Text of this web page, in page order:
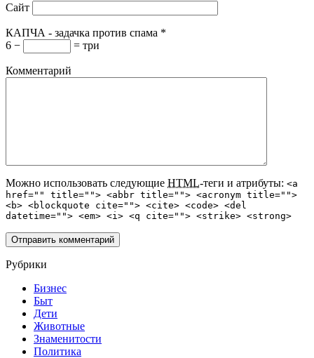
Сайт
КАПЧА - задачка против спама *
6 −
= три
Комментарий
Можно использовать следующие HTML-теги и атрибуты: <a
href="" title=""> <abbr title=""> <acronym title="">
<b> <blockquote cite=""> <cite> <code> <del
datetime=""> <em> <i> <q cite=""> <strike> <strong>
Рубрики
Бизнес
Быт
Дети
Животные
Знаменитости
Политика